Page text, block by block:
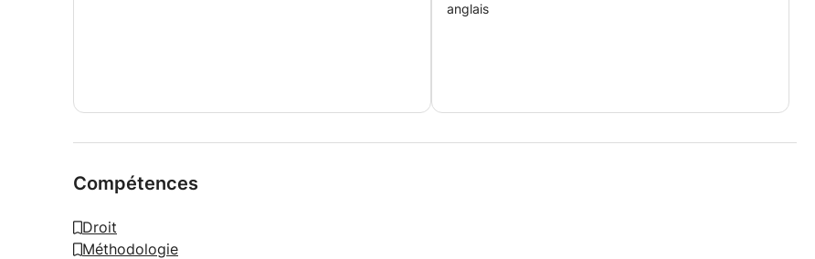
anglais
Compétences
Droit
Méthodologie